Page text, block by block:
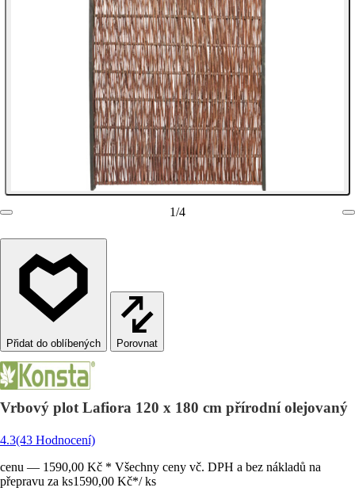
1/4
Porovnat
Vrbový plot Lafiora 120 x 180 cm přírodní olejovaný
4.3(43 Hodnocení)
cenu — 1590,00 Kč * Všechny ceny vč. DPH a bez nákladů na
přepravu za ks1590,00 Kč*/ ks